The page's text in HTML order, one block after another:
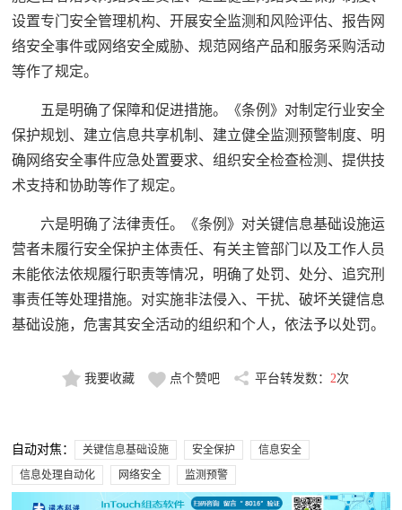
设置专门安全管理机构、开展安全监测和风险评估、报告网
络安全事件或网络安全威胁、规范网络产品和服务采购活动
等作了规定。
五是明确了保障和促进措施。《条例》对制定行业安全
保护规划、建立信息共享机制、建立健全监测预警制度、明
确网络安全事件应急处置要求、组织安全检查检测、提供技
术支持和协助等作了规定。
六是明确了法律责任。《条例》对关键信息基础设施运
营者未履行安全保护主体责任、有关主管部门以及工作人员
未能依法依规履行职责等情况，明确了处罚、处分、追究刑
事责任等处理措施。对实施非法侵入、干扰、破坏关键信息
基础设施，危害其安全活动的组织和个人，依法予以处罚。
我要收藏 点个赞吧 平台转发数： 2次
自动对焦： 关键信息基础设施 安全保护
信息安全
信息处理自动化
网络安全 监测预警